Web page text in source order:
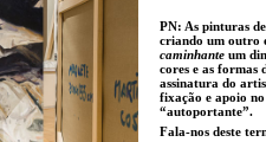
PN: As pinturas
criando um outro
caminhante um
cores e as formas
assinatura do
fixação e apoio
“autoportante”.
Fala-nos deste